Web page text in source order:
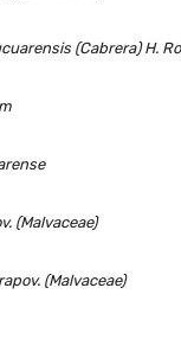
(Cabrera) H.
(Malvaceae)
(Malvaceae)